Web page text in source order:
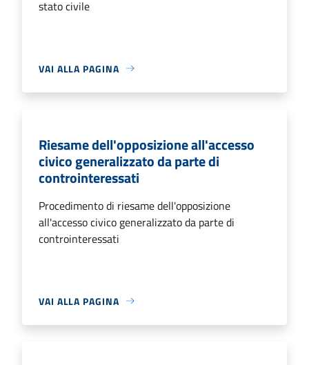
stato civile
VAI ALLA PAGINA
Riesame dell'opposizione all'accesso
civico generalizzato da parte di
controinteressati
Procedimento di riesame dell'opposizione
all'accesso civico generalizzato da parte di
controinteressati
VAI ALLA PAGINA